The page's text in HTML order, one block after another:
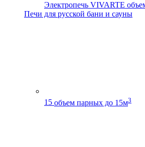
Электропечь VIVARTE
Печи для русской бани и сауны
15 объем парных до 15м3